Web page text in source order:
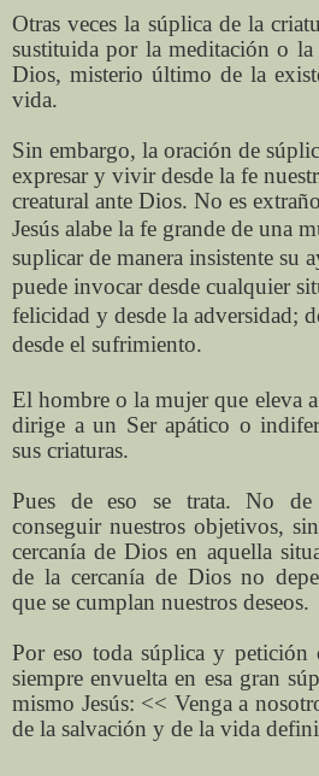
Otras veces la súplica de la
sustituida por la meditación o
Dios, misterio último de la
vida.
Sin embargo, la oración de
expresar y vivir desde la fe
creatural ante Dios. No es
Jesús alabe la fe grande de una
suplicar de manera insistente su
puede invocar desde cualquier
felicidad y desde la adversidad;
desde el sufrimiento.
El hombre o la mujer que eleva
dirige a un Ser apático o
sus criaturas.
Pues de eso se trata. No
conseguir nuestros objetivos,
cercanía de Dios en aquella
de la cercanía de Dios no
que se cumplan nuestros deseos.
Por eso toda súplica y petición
siempre envuelta en esa gran
mismo Jesús: << Venga a
de la salvación y de la vida